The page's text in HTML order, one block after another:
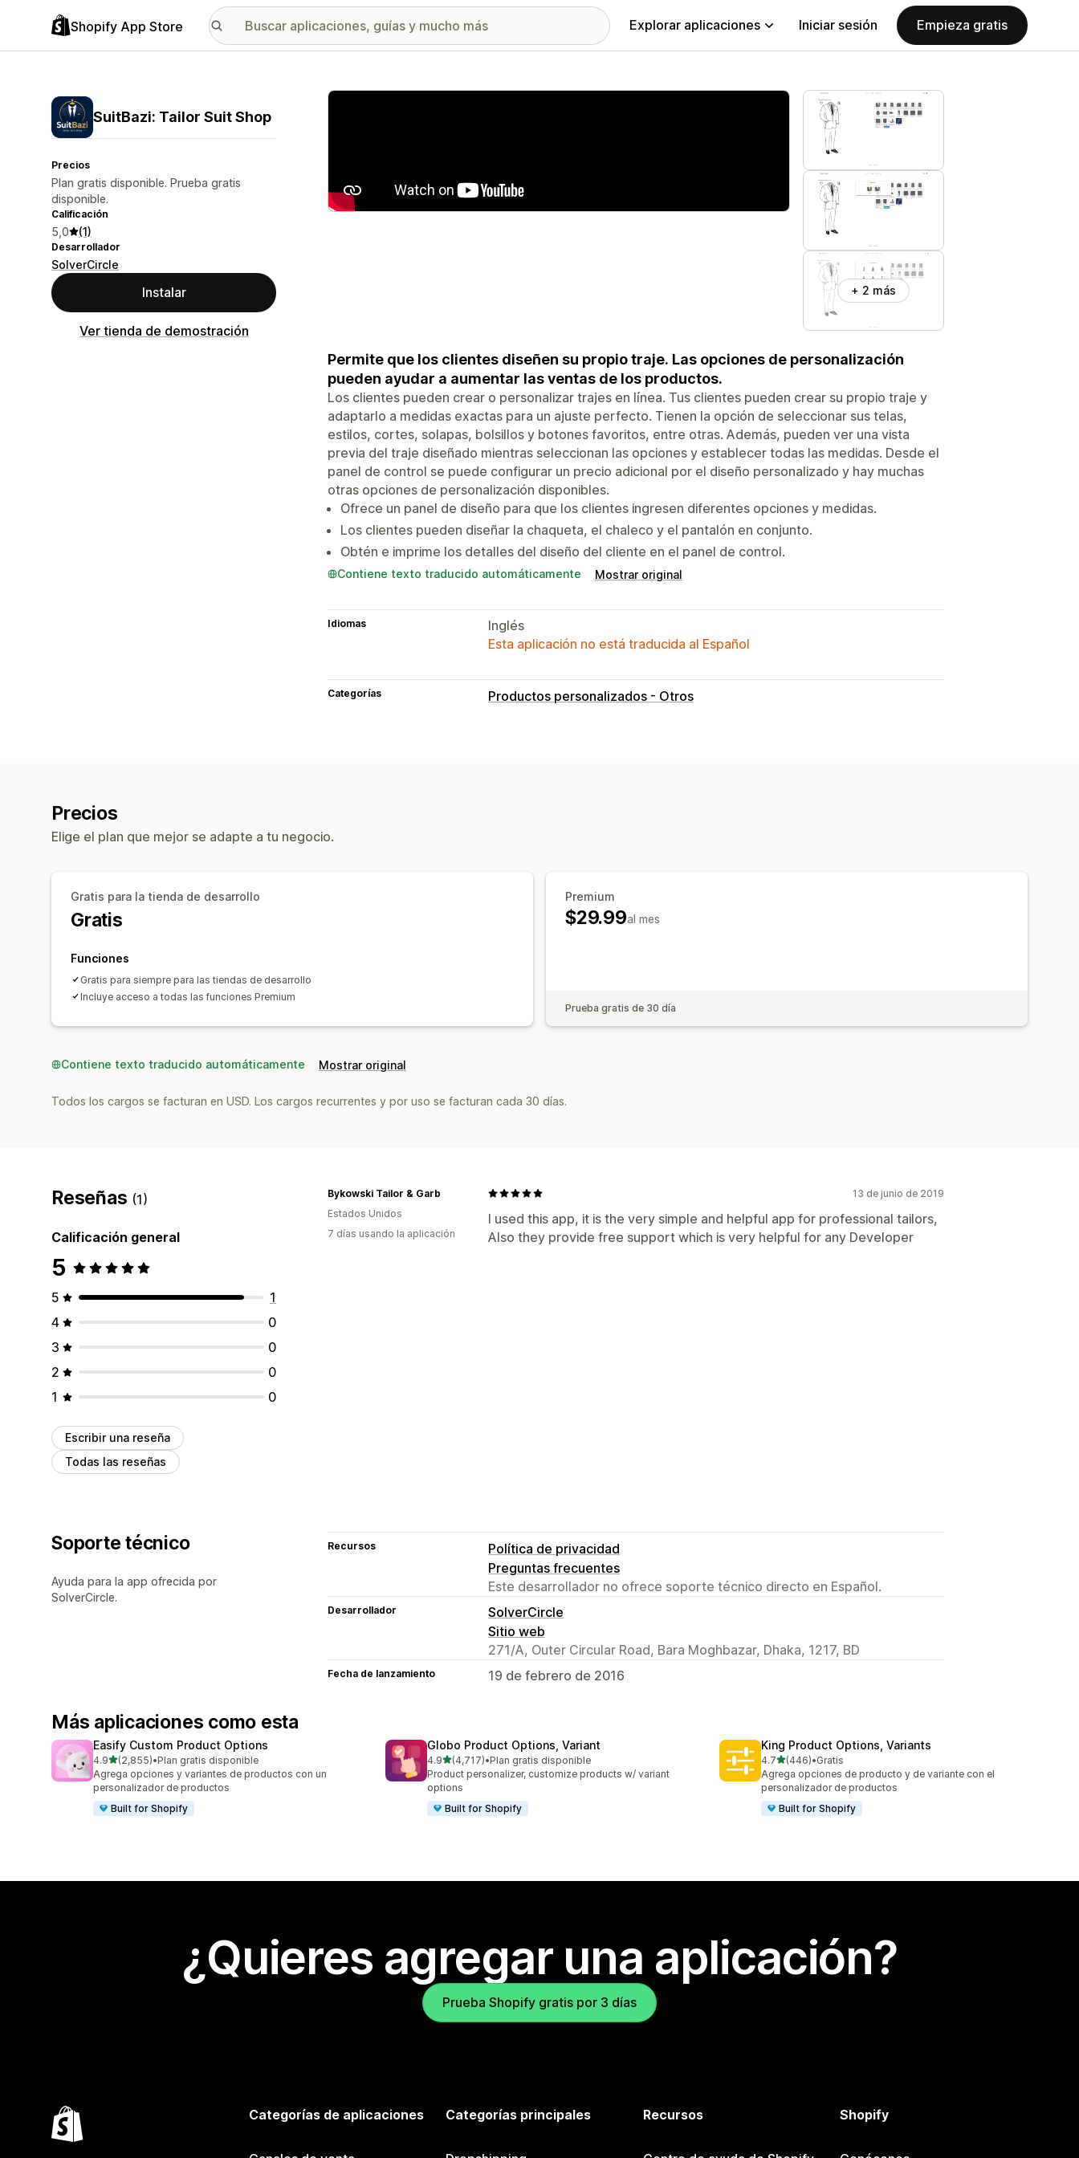
Shopify App Store Explorar aplicaciones Iniciar sesión Empieza gratis
SuitBazi: Tailor Suit Shop
Precios
Plan gratis disponible. Prueba gratis
disponible.
Calificación
5,0 (1)
Desarrollador
SolverCircle
Instalar
Ver tienda de demostración
Galería de imágenes destacadas
+ 2 más
Permite que los clientes diseñen su propio traje. Las opciones de personalización
pueden ayudar a aumentar las ventas de los productos.
Los clientes pueden crear o personalizar trajes en línea. Tus clientes pueden crear su propio traje y
adaptarlo a medidas exactas para un ajuste perfecto. Tienen la opción de seleccionar sus telas,
estilos, cortes, solapas, bolsillos y botones favoritos, entre otras. Además, pueden ver una vista
previa del traje diseñado mientras seleccionan las opciones y establecer todas las medidas. Desde el
panel de control se puede configurar un precio adicional por el diseño personalizado y hay muchas
otras opciones de personalización disponibles.
Ofrece un panel de diseño para que los clientes ingresen diferentes opciones y medidas.
Los clientes pueden diseñar la chaqueta, el chaleco y el pantalón en conjunto.
Obtén e imprime los detalles del diseño del cliente en el panel de control.
Contiene texto traducido automáticamente Mostrar original
Idiomas
Inglés
Esta aplicación no está traducida al Español
Categorías Productos personalizados - Otros
Precios
Elige el plan que mejor se adapte a tu negocio.
Gratis para la tienda de desarrollo
Gratis
Funciones
Gratis para siempre para las tiendas de desarrollo
Incluye acceso a todas las funciones Premium
Premium
$29.99al mes
Prueba gratis de 30 día
Contiene texto traducido automáticamente Mostrar original
Todos los cargos se facturan en USD. Los cargos recurrentes y por uso se facturan cada 30 días.
Reseñas (1)
Calificación general
5
5
1
4
0
3
0
2
0
1
0
Escribir una reseña
Todas las reseñas
13 de junio de 2019
I used this app, it is the very simple and helpful app for professional tailors,
Also they provide free support which is very helpful for any Developer
Bykowski Tailor & Garb
Estados Unidos
7 días usando la aplicación
Soporte técnico
Ayuda para la app ofrecida por
SolverCircle.
Recursos
Política de privacidad
Preguntas frecuentes
Este desarrollador no ofrece soporte técnico directo en Español.
Desarrollador
SolverCircle
Sitio web
271/A, Outer Circular Road, Bara Moghbazar, Dhaka, 1217, BD
Fecha de lanzamiento 19 de febrero de 2016
Más aplicaciones como esta
Easify Custom Product Options
4.9de 5 estrellas
(2,855)
2855 reseñas en total
•Plan gratis disponible
Agrega opciones y variantes de productos con un
personalizador de productos
Built for Shopify
Globo Product Options, Variant
4.9de 5 estrellas
(4,717)
4717 reseñas en total
•Plan gratis disponible
Product personalizer, customize products w/ variant
options
Built for Shopify
King Product Options, Variants
4.7de 5 estrellas
(446)
446 reseñas en total
•Gratis
Agrega opciones de producto y de variante con el
personalizador de productos
Built for Shopify
¿Quieres agregar una aplicación?
Prueba Shopify gratis por 3 días
Categorías de aplicaciones Categorías principales Recursos Shopify